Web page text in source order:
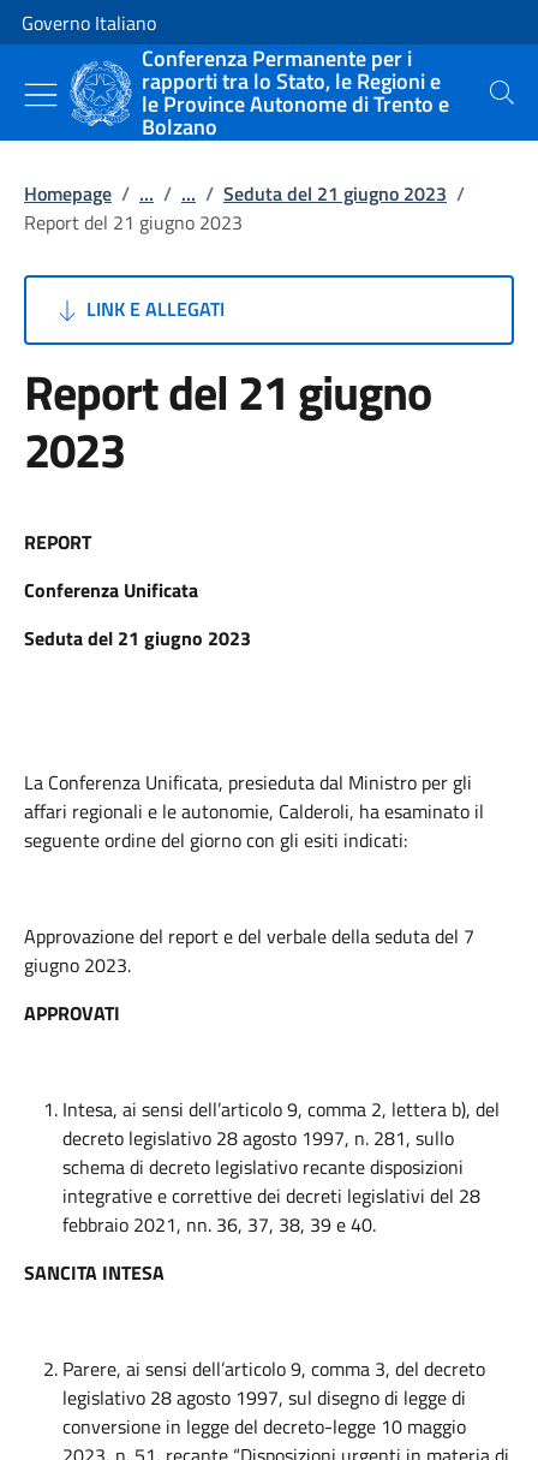
Vai al contenuto
Vai alla navigazione del sito
Governo Italiano
Conferenza Permanente per i
rapporti tra lo Stato, le Regioni e
le Province Autonome di Trento e
Bolzano
Cerca
Homepage / ... / ... / Seduta del 21 giugno 2023 /
Report del 21 giugno 2023
LINK E ALLEGATI
Report del 21 giugno
2023
REPORT
Conferenza Unificata
Seduta del 21 giugno 2023
La Conferenza Unificata, presieduta dal Ministro per gli
affari regionali e le autonomie, Calderoli, ha esaminato il
seguente ordine del giorno con gli esiti indicati:
Approvazione del report e del verbale della seduta del 7
giugno 2023.
APPROVATI
Intesa, ai sensi dell’articolo 9, comma 2, lettera b), del
decreto legislativo 28 agosto 1997, n. 281, sullo
schema di decreto legislativo recante disposizioni
integrative e correttive dei decreti legislativi del 28
febbraio 2021, nn. 36, 37, 38, 39 e 40.
SANCITA INTESA
Parere, ai sensi dell’articolo 9, comma 3, del decreto
legislativo 28 agosto 1997, sul disegno di legge di
conversione in legge del decreto-legge 10 maggio